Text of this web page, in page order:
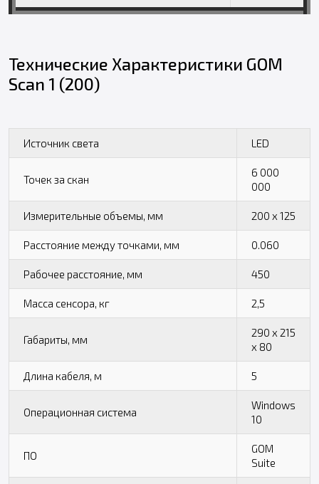
Технические Характеристики GOM
Scan 1 (200)
Источник света LED
Точек за скан
6 000
000
Измерительные объемы, мм 200 x 125
Расстояние между точками, мм 0.060
Рабочее расстояние, мм 450
Масса сенсора, кг 2,5
Габариты, мм
290 x 215
x 80
Длина кабеля, м 5
Операционная система
Windows
10
ПО
GOM
Suite